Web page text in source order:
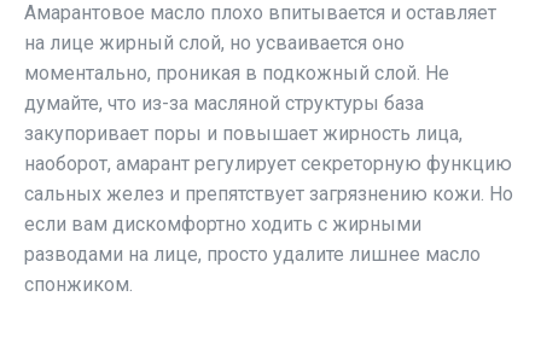
Амарантовое масло плохо впитывается и оставляет
на лице жирный слой, но усваивается оно
моментально, проникая в подкожный слой. Не
думайте, что из-за масляной структуры база
закупоривает поры и повышает жирность лица,
наоборот, амарант регулирует секреторную функцию
сальных желез и препятствует загрязнению кожи. Но
если вам дискомфортно ходить с жирными
разводами на лице, просто удалите лишнее масло
спонжиком.